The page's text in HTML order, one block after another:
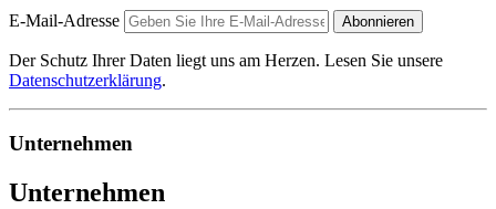
E-Mail-Adresse Abonnieren
Der Schutz Ihrer Daten liegt uns am Herzen. Lesen Sie unsere
Datenschutzerklärung.
Unternehmen
Unternehmen